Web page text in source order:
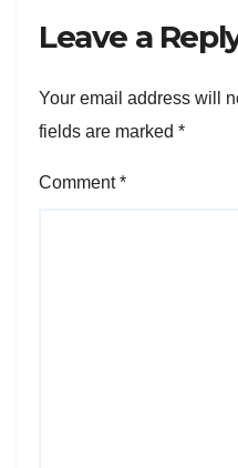
Leave a
Your email address will
fields are marked *
Comment*